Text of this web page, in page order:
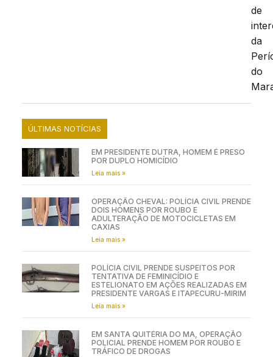
de
da
do
ÚLTIMAS NOTÍCIAS
EM PRESIDENTE DUTRA, HOMEM É PRESO
POR DUPLO HOMICÍDIO
Leia mais »
OPERAÇÃO CHEVAL: POLÍCIA CIVIL PRENDE
DOIS HOMENS POR ROUBO E
ADULTERAÇÃO DE MOTOCICLETAS EM
CAXIAS
Leia mais »
POLÍCIA CIVIL PRENDE SUSPEITOS POR
TENTATIVA DE FEMINICÍDIO E
ESTELIONATO EM AÇÕES REALIZADAS EM
PRESIDENTE VARGAS E ITAPECURU-MIRIM
Leia mais »
EM SANTA QUITÉRIA DO MA, OPERAÇÃO
POLICIAL PRENDE HOMEM POR ROUBO E
TRÁFICO DE DROGAS